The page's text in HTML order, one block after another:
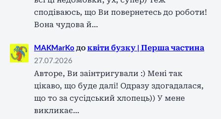
сподіваюсь, що Ви повернетесь до роботи!
Вона чудова й…
MAKMarKo доквіти бузку | Перша частина
27.07.2026
Авторе, Ви заінтригували :) Мені так
цікаво, що буде далі! Одразу здогадалася,
що то за сусідський хлопець)) У мене
викликає…